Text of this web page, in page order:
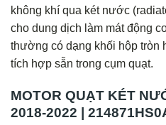
không khí qua két nước
cho dung dịch làm mát động
thường có dạng khối hộp tròn
tích hợp sẵn trong cụm quạt.
MOTOR QUẠT KÉT
2018-2022 |